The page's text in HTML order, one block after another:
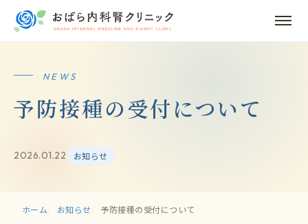
NEWS
予防接種の受付について
2026.01.22 お知らせ
ホーム お知らせ 予防接種の受付について